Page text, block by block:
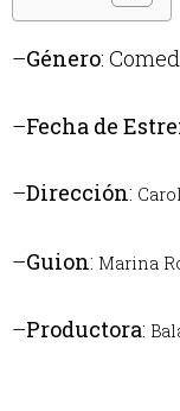
–Género:
–Fecha de
–Dirección:
–Guion: Marina
–Productora: